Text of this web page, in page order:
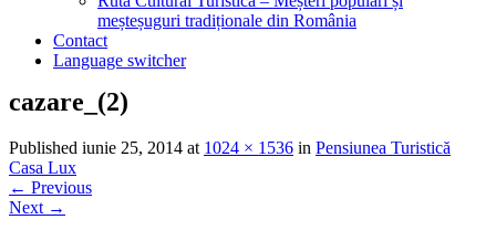
meșteșuguri tradiționale din România
Contact
Language switcher
cazare_(2)
Published iunie 25, 2014 at 1024 × 1536 in Pensiunea Turistică
Casa Lux
← Previous
Next →